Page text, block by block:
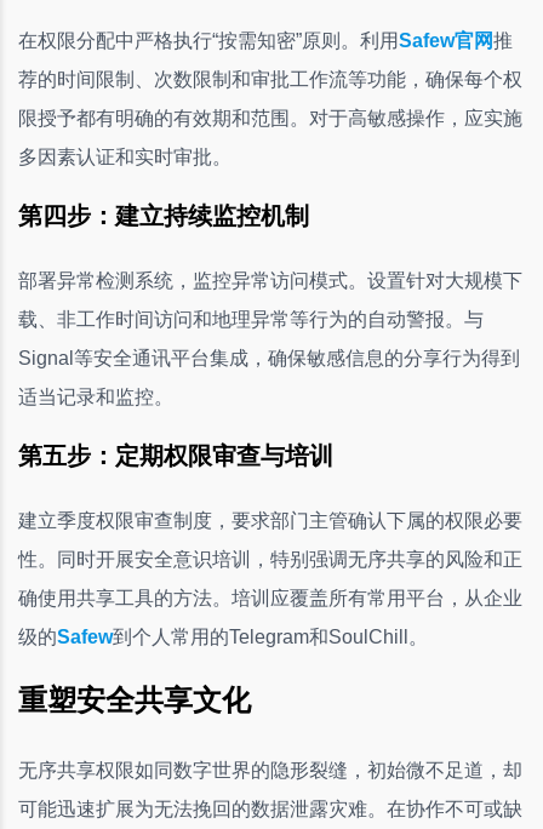
在权限分配中严格执行“按需知密”原则。利用Safew官网推
荐的时间限制、次数限制和审批工作流等功能，确保每个权
限授予都有明确的有效期和范围。对于高敏感操作，应实施
多因素认证和实时审批。
第四步：建立持续监控机制
部署异常检测系统，监控异常访问模式。设置针对大规模下
载、非工作时间访问和地理异常等行为的自动警报。与
Signal等安全通讯平台集成，确保敏感信息的分享行为得到
适当记录和监控。
第五步：定期权限审查与培训
建立季度权限审查制度，要求部门主管确认下属的权限必要
性。同时开展安全意识培训，特别强调无序共享的风险和正
确使用共享工具的方法。培训应覆盖所有常用平台，从企业
级的Safew到个人常用的Telegram和SoulChill。
重塑安全共享文化
无序共享权限如同数字世界的隐形裂缝，初始微不足道，却
可能迅速扩展为无法挽回的数据泄露灾难。在协作不可或缺